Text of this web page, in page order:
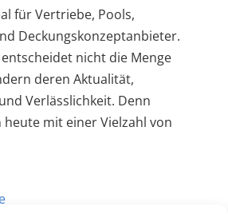
für Vertriebe, Pools,
Deckungskonzeptanbieter.
nicht die Menge
deren Aktualität,
Verlässlichkeit. Denn
mit einer Vielzahl von